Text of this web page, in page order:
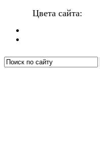
Цвета сайта: